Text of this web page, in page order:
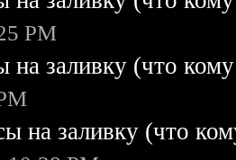
PM
на заливку (что
на заливку (что